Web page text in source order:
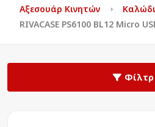
Αξεσουάρ Κινητών
RIVACASE PS6100 BL12 Micro